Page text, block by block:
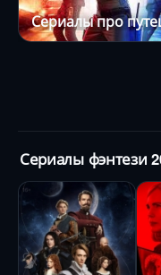
Сериалы про
Сериалы фэнтези